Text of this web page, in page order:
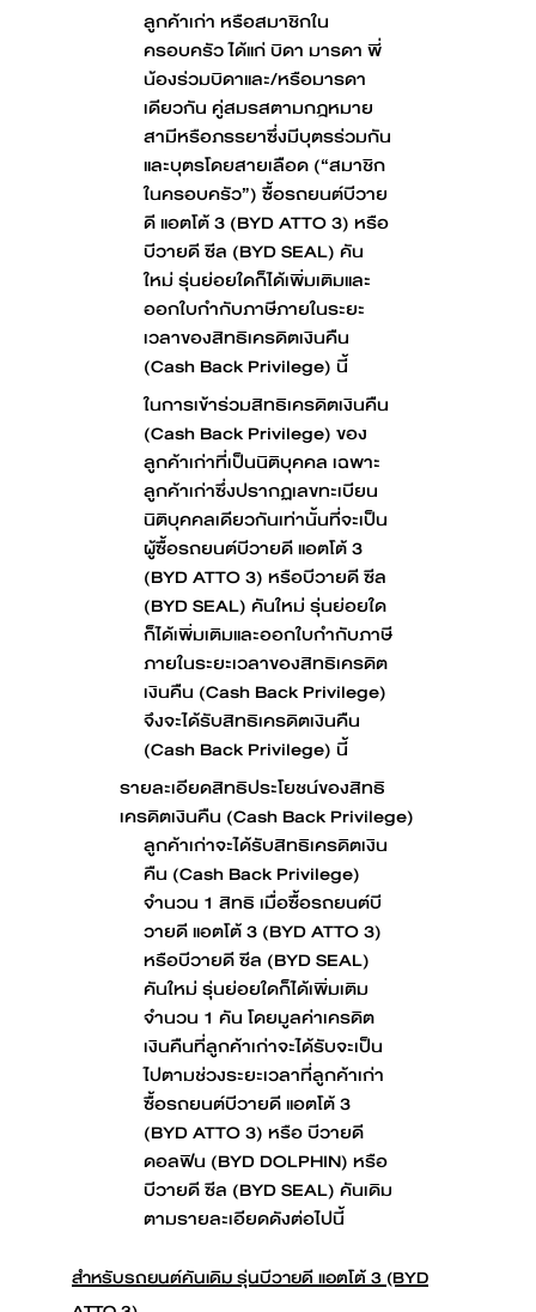
ลูกค้าเก่า หรือสมาชิกใน
ครอบครัว ได้แก่ บิดา มารดา พี่
น้องร่วมบิดาและ/หรือมารดา
เดียวกัน คู่สมรสตามกฎหมาย
สามีหรือภรรยาซึ่งมีบุตรร่วมกัน
และบุตรโดยสายเลือด (“สมาชิก
ในครอบครัว”) ซื้อรถยนต์บีวาย
ดี แอตโต้ 3 (BYD ATTO 3) หรือ
บีวายดี ซีล (BYD SEAL) คัน
ใหม่ รุ่นย่อยใดก็ได้เพิ่มเติมและ
ออกใบกำกับภาษีภายในระยะ
เวลาของสิทธิเครดิตเงินคืน
(Cash Back Privilege) นี้
ในการเข้าร่วมสิทธิเครดิตเงินคืน
(Cash Back Privilege) ของ
ลูกค้าเก่าที่เป็นนิติบุคคล เฉพาะ
ลูกค้าเก่าซึ่งปรากฏเลขทะเบียน
นิติบุคคลเดียวกันเท่านั้นที่จะเป็น
ผู้ซื้อรถยนต์บีวายดี แอตโต้ 3
(BYD ATTO 3) หรือบีวายดี ซีล
(BYD SEAL) คันใหม่ รุ่นย่อยใด
ก็ได้เพิ่มเติมและออกใบกำกับภาษี
ภายในระยะเวลาของสิทธิเครดิต
เงินคืน (Cash Back Privilege)
จึงจะได้รับสิทธิเครดิตเงินคืน
(Cash Back Privilege) นี้
รายละเอียดสิทธิประโยชน์ของสิทธิ
เครดิตเงินคืน (Cash Back Privilege)
ลูกค้าเก่าจะได้รับสิทธิเครดิตเงิน
คืน (Cash Back Privilege)
จำนวน 1 สิทธิ เมื่อซื้อรถยนต์บี
วายดี แอตโต้ 3 (BYD ATTO 3)
หรือบีวายดี ซีล (BYD SEAL)
คันใหม่ รุ่นย่อยใดก็ได้เพิ่มเติม
จำนวน 1 คัน โดยมูลค่าเครดิต
เงินคืนที่ลูกค้าเก่าจะได้รับจะเป็น
ไปตามช่วงระยะเวลาที่ลูกค้าเก่า
ซื้อรถยนต์บีวายดี แอตโต้ 3
(BYD ATTO 3) หรือ บีวายดี
ดอลฟิน (BYD DOLPHIN) หรือ
บีวายดี ซีล (BYD SEAL) คันเดิม
ตามรายละเอียดดังต่อไปนี้
สำหรับรถยนต์คันเดิม รุ่นบีวายดี แอตโต้ 3 (BYD